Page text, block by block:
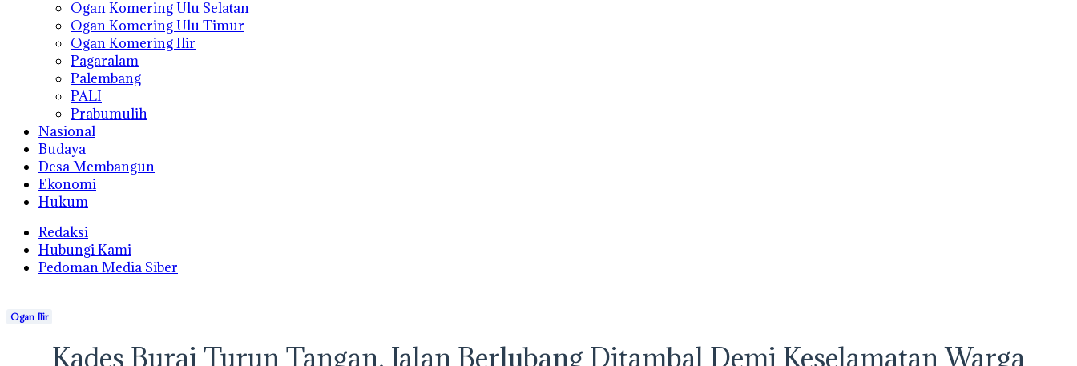
Ogan Komering Ulu Selatan
Ogan Komering Ulu Timur
Ogan Komering Ilir
Pagaralam
Palembang
PALI
Prabumulih
Nasional
Budaya
Desa Membangun
Ekonomi
Hukum
Redaksi
Hubungi Kami
Pedoman Media Siber
Ogan Ilir
Kades Burai Turun Tangan, Jalan Berlubang Ditambal Demi Keselamatan Warga